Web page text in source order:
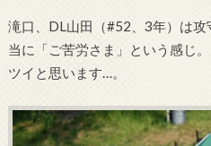
滝口、DL山田（#52、3年）は
当に「ご苦労さま」という感じ
ツイと思います…。